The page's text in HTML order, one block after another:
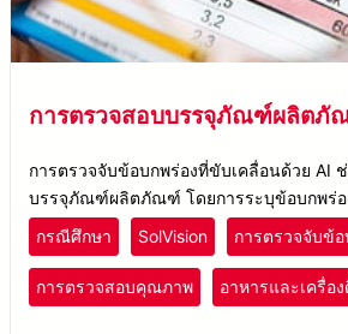
การตรวจสอบบรรจุภัณฑ์ผลิตภั
การตรวจจับข้อบกพร่องที่ขับเคลื่อนด้วย AI
บรรจุภัณฑ์ผลิตภัณฑ์ โดยการระบุข้อบกพร่อ
ในการควบคุมคุณภาพที่สม่ำเสมอในกระบว
การติดฉลาก
กรณีศึกษา SolVision การตรวจจับข้อ
การตรวจสอบคุณภาพ อาหารและเครื่อ